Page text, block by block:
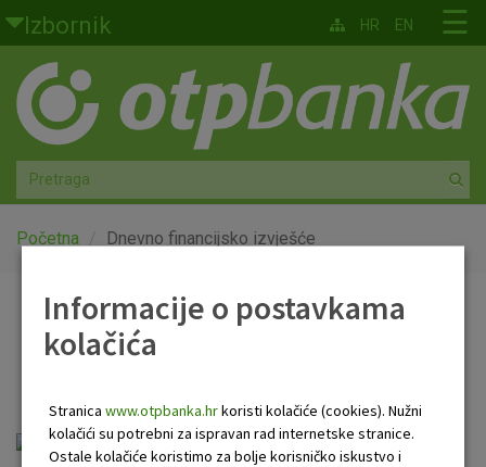
Skoči na glavni sadržaj
Izbornik
Građani
Privatno bankarstvo
Agro
Mala poduzeća i obrtnici
Globalna tržišta
O nama
☰
HR EN
Početna Dnevno financijsko izvješće
Dnevno financijsko
Dnevno financijsko izvješće.pdf
Informacije o postavkama
kolačića
Stranica www.otpbanka.hrkoristi kolačiće (cookies). Nužni
kolačići su potrebni za ispravan rad internetske stranice.
Ostale kolačiće koristimo za bolje korisničko iskustvo i